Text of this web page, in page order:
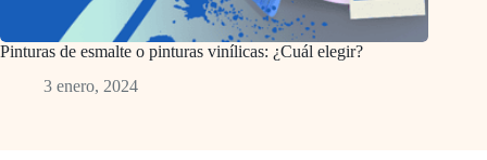
Pinturas de esmalte o pinturas vinílicas: ¿Cuál elegir?
3 enero, 2024